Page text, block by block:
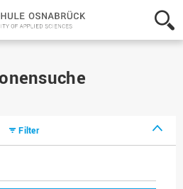
Hochschule
Osnabrück
-
Filter